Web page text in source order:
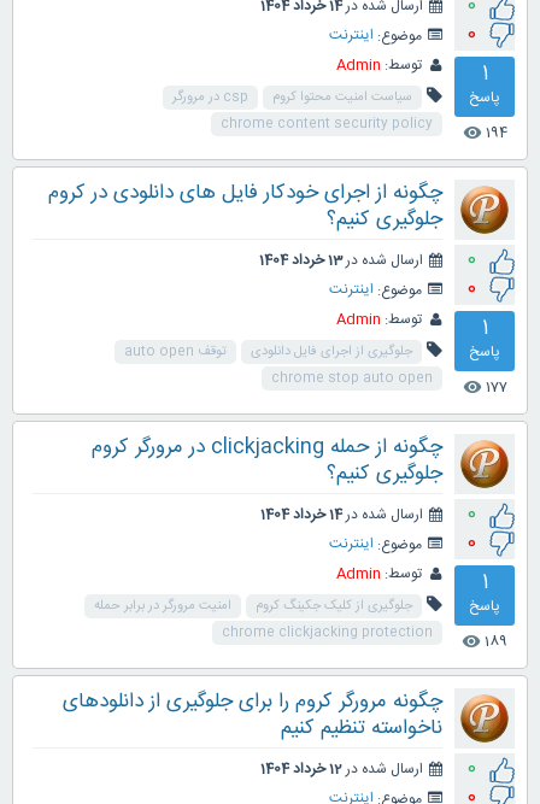
0
1
پاسخ
194
visibility
ارسال شده در14 خرداد 1404
موضوع: اینترنت
توسط: Admin
سیاست امنیت محتوا کروم
csp در مرورگر
chrome content security policy
0
0
1
پاسخ
177
visibility
چگونه از اجرای خودکار فایل های دانلودی در کروم
جلوگیری کنیم؟
ارسال شده در13 خرداد 1404
موضوع: اینترنت
توسط: Admin
جلوگیری از اجرای فایل دانلودی
توقف auto open
chrome stop auto open
0
0
1
پاسخ
189
visibility
چگونه از حمله clickjacking در مرورگر کروم
جلوگیری کنیم؟
ارسال شده در14 خرداد 1404
موضوع: اینترنت
توسط: Admin
جلوگیری از کلیک جکینگ کروم
امنیت مرورگر در برابر حمله
chrome clickjacking protection
0
چگونه مرورگر کروم را برای جلوگیری از دانلودهای
ناخواسته تنظیم کنیم
ارسال شده در12 خرداد 1404
موضوع: اینترنت